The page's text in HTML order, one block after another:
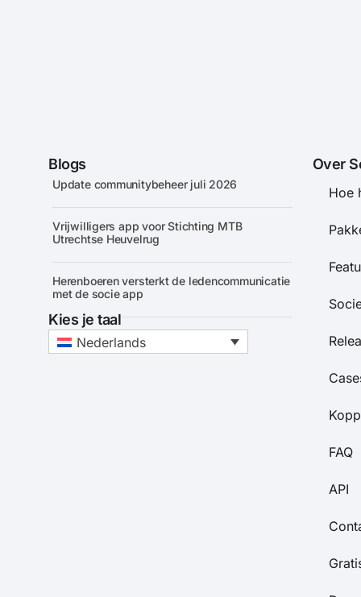
Blogs
Update communitybeheer juli 2026
Vrijwilligers app voor Stichting MTB
Utrechtse Heuvelrug
Herenboeren versterkt de ledencommunicatie
met de socie app
Kies je taal
Nederlands
Over
Hoe
FAQ
API